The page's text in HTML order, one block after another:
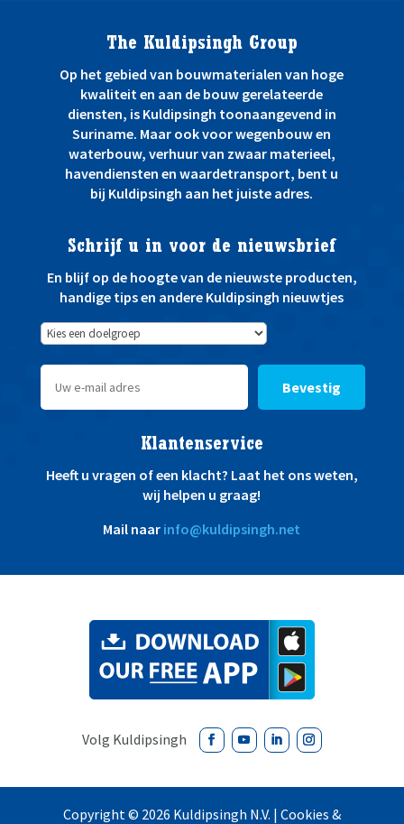
The Kuldipsingh Group
Op het gebied van bouwmaterialen van hoge
kwaliteit en aan de bouw gerelateerde
diensten, is Kuldipsingh toonaangevend in
Suriname. Maar ook voor wegenbouw en
waterbouw, verhuur van zwaar materieel,
havendiensten en waardetransport, bent u
bij Kuldipsingh aan het juiste adres.
Schrijf u in voor de nieuwsbrief
En blijf op de hoogte van de nieuwste producten,
handige tips en andere Kuldipsingh nieuwtjes
Bevestig
Klantenservice
Heeft u vragen of een klacht? Laat het ons weten,
wij helpen u graag!
Mail naar info@kuldipsingh.net
Copyright © 2026 Kuldipsingh N.V. | Cookies &